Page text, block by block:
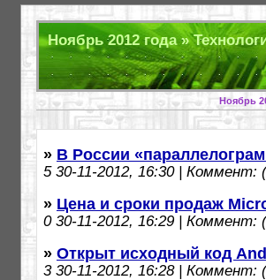
Ноябрь 2012 года »
Ноябрь
» В России
530-11-2012, 16:30 | Коммент:
» Цена и сроки продаж
030-11-2012, 16:29 | Коммент:
» Открыт исходный код
330-11-2012, 16:28 | Коммент: